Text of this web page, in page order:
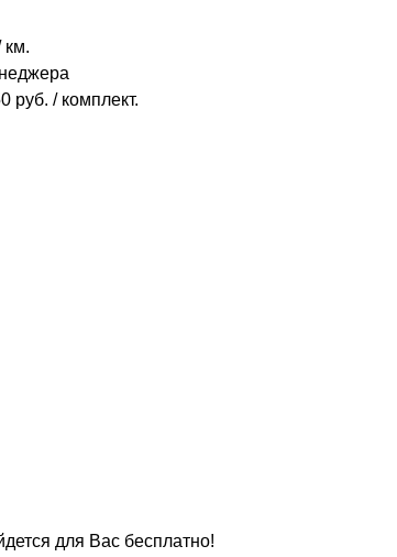
км.
руб. / комплект.
для Вас бесплатно!